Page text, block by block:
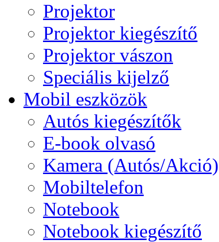
Projektor
Projektor kiegészítő
Projektor vászon
Speciális kijelző
Mobil eszközök
Autós kiegészítők
E-book olvasó
Kamera (Autós/Akció)
Mobiltelefon
Notebook
Notebook kiegészítő